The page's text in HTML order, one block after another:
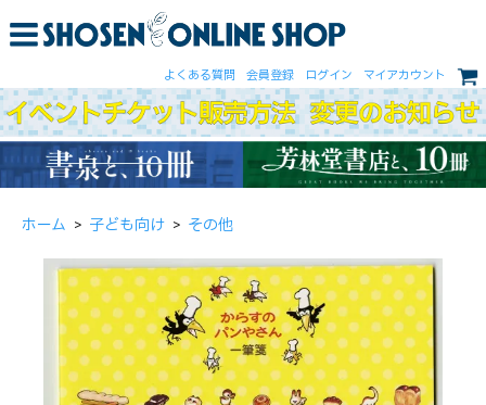
よくある質問 会員登録 ログイン マイアカウント
ホーム > 子ども向け > その他